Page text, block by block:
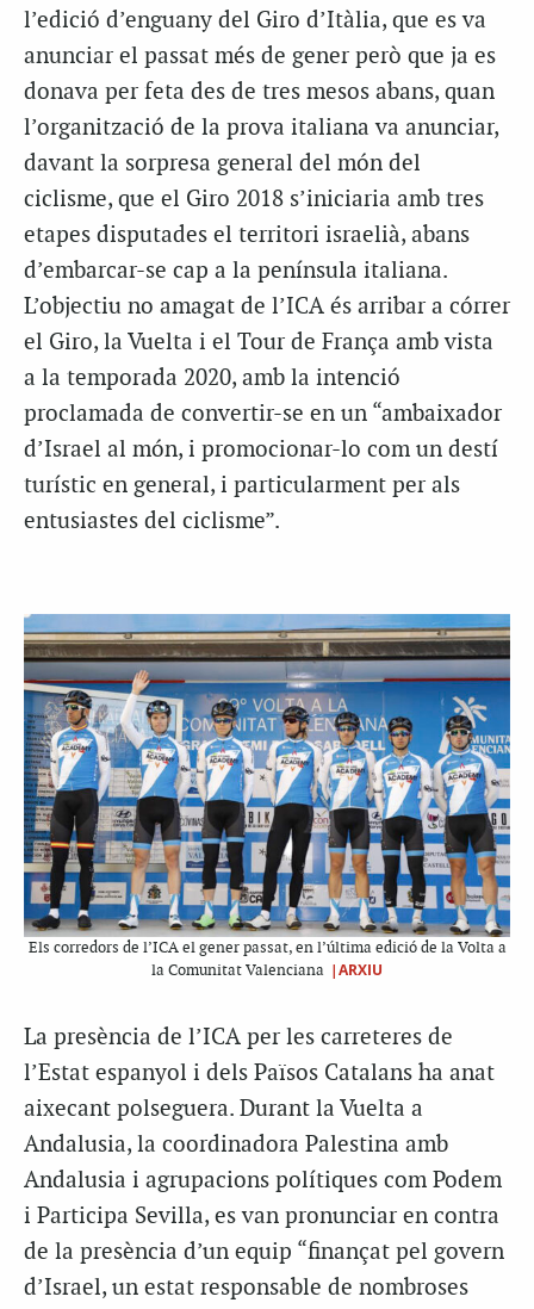
l’edició d’enguany del Giro d’Itàlia, que es va
anunciar el passat més de gener però que ja es
donava per feta des de tres mesos abans, quan
l’organització de la prova italiana va anunciar,
davant la sorpresa general del món del
ciclisme, que el Giro 2018 s’iniciaria amb tres
etapes disputades el territori israelià, abans
d’embarcar-se cap a la península italiana.
L’objectiu no amagat de l’ICA és arribar a córrer
el Giro, la Vuelta i el Tour de França amb vista
a la temporada 2020, amb la intenció
proclamada de convertir-se en un “ambaixador
d’Israel al món, i promocionar-lo com un destí
turístic en general, i particularment per als
entusiastes del ciclisme”.
Els corredors de l’ICA el gener passat, en l’última edició de la Volta a
la Comunitat Valenciana |ARXIU
La presència de l’ICA per les carreteres de
l’Estat espanyol i dels Països Catalans ha anat
aixecant polseguera. Durant la Vuelta a
Andalusia, la coordinadora Palestina amb
Andalusia i agrupacions polítiques com Podem
i Participa Sevilla, es van pronunciar en contra
de la presència d’un equip “finançat pel govern
d’Israel, un estat responsable de nombroses